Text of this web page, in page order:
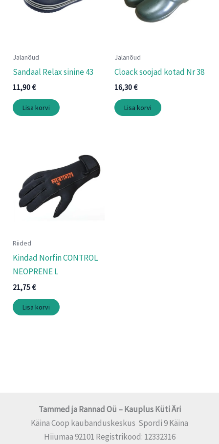
Jalanõud
Sandaal Relax sinine 43
11,90€
Lisa korvi
Jalanõud
Cloack soojad kotad Nr 38
16,30€
Lisa korvi
Riided
Kindad Norfin CONTROL
NEOPRENE L
21,75€
Lisa korvi
Tammed ja Rannad Oü – Kauplus Küti Äri
Käina Coop kaubanduskeskus Spordi 9 Käina
Hiiumaa 92101 Registrikood: 12332316